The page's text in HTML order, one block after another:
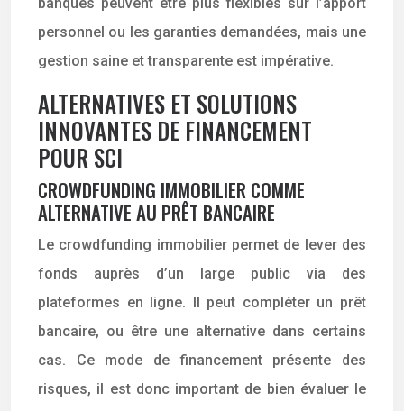
personnel ou les garanties demandées, mais une
gestion saine et transparente est impérative.
ALTERNATIVES ET SOLUTIONS
INNOVANTES DE FINANCEMENT
POUR SCI
CROWDFUNDING IMMOBILIER COMME
ALTERNATIVE AU PRÊT BANCAIRE
Le crowdfunding immobilier permet de lever des
fonds auprès d’un large public via des
plateformes en ligne. Il peut compléter un prêt
bancaire, ou être une alternative dans certains
cas. Ce mode de financement présente des
risques, il est donc important de bien évaluer le